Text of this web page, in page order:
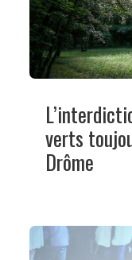
verts
Drôme